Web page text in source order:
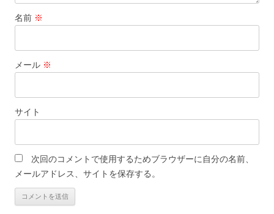
名前 ※
メール ※
サイト
次回のコメントで使用するためブラウザーに自分の名前、
メールアドレス、サイトを保存する。